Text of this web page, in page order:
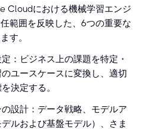
Cloudにおける機械学習エンジ
範囲を反映した、6つの重要な
す。
：ビジネス上の課題を特定・
ユースケースに変換し、適切
決定する。
設計：データ戦略、モデルア
ルおよび基盤モデル）、さま